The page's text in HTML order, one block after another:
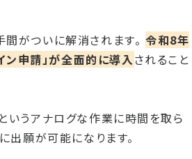
がついに解消されます。 令和8年
ン申請」が全面的に導入されること
いうアナログな作業に時間を取ら
出願が可能になります。